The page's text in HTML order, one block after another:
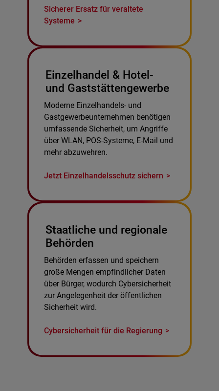
Sicherer Ersatz für veraltete
Systeme
Einzelhandel & Hotel-
und Gaststättengewerbe
Moderne Einzelhandels- und
Gastgewerbeunternehmen benötigen
umfassende Sicherheit, um Angriffe
über WLAN, POS-Systeme, E-Mail und
mehr abzuwehren.
Jetzt Einzelhandelsschutz sichern
Staatliche und regionale
Behörden
Behörden erfassen und speichern
große Mengen empfindlicher Daten
über Bürger, wodurch Cybersicherheit
zur Angelegenheit der öffentlichen
Sicherheit wird.
Cybersicherheit für die Regierung